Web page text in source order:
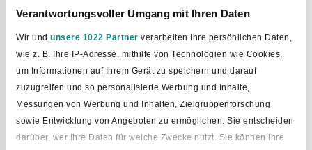
Verantwortungsvoller Umgang mit Ihren Daten
Wir und unsere 1022 Partner verarbeiten Ihre persönlichen Daten,
wie z. B. Ihre IP-Adresse, mithilfe von Technologien wie Cookies,
um Informationen auf Ihrem Gerät zu speichern und darauf
zuzugreifen und so personalisierte Werbung und Inhalte,
Messungen von Werbung und Inhalten, Zielgruppenforschung
sowie Entwicklung von Angeboten zu ermöglichen. Sie entscheiden
darüber, wer Ihre Daten für welche Zwecke nutzt. Sie können Ihre
Die Broschüre „Unsere Gästekarte – Ihre Vorteile“ gibt es
Sie liegt in der Touristinfo aus.
Mehr Infos zu den Orten finden Sie in der Broschüre.
Die Broschüre heißt „Wohl-fühlen“.
Hier ist der Link:„Wohl-fühlen“-Broschüre.
Infos zum Gästebeitrag
Mit dem Gästebeitrag helfen Sie mit.